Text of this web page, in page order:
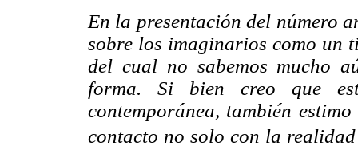
En la presentación del número
sobre los imaginarios como un
del cual no sabemos mucho
forma. Si bien creo que
contemporánea, también
contacto no solo con la realidad